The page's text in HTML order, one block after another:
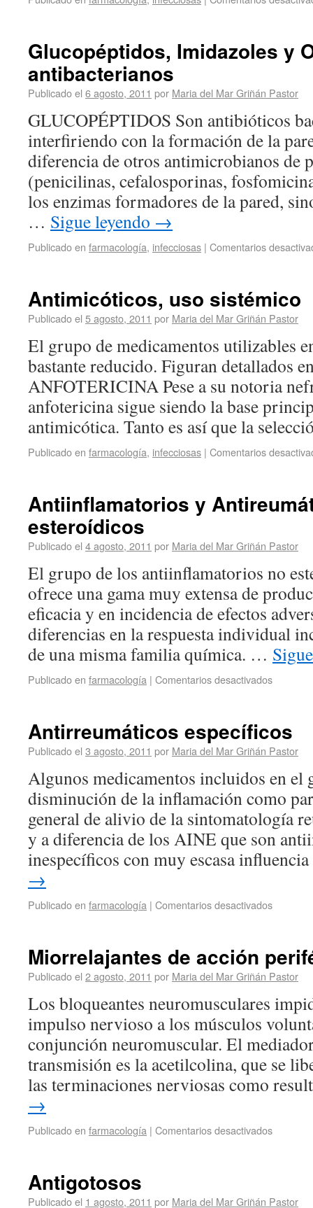
Glucopéptidos, Imidazoles y
antibacterianos
Publicado el 6 agosto, 2011 por Maria del Mar Griñán Pastor
GLUCOPÉPTIDOS Son antibióticos
interfiriendo con la formación de la
diferencia de otros antimicrobianos de
(penicilinas, cefalosporinas,
los enzimas formadores de la pared,
… Sigue leyendo →
Publicado en farmacología, infecciosas | Comentarios
Antimicóticos, uso sistémico
Publicado el 5 agosto, 2011 por Maria del Mar Griñán Pastor
El grupo de medicamentos utilizables
bastante reducido. Figuran detallados
ANFOTERICINA Pese a su notoria
anfotericina sigue siendo la base
antimicótica. Tanto es así que la
Publicado en farmacología, infecciosas | Comentarios
Antiinflamatorios y
esteroídicos
Publicado el 4 agosto, 2011 por Maria del Mar Griñán Pastor
El grupo de los antiinflamatorios no
ofrece una gama muy extensa de
eficacia y en incidencia de efectos
diferencias en la respuesta individual
de una misma familia química. …
Publicado en farmacología | Comentarios desactivados
Antirreumáticos específicos
Publicado el 3 agosto, 2011 por Maria del Mar Griñán Pastor
Algunos medicamentos incluidos en el
disminución de la inflamación como
general de alivio de la sintomatología
y a diferencia de los AINE que son
inespecíficos con muy escasa
→
Publicado en farmacología | Comentarios desactivados
Miorrelajantes de acción
Publicado el 2 agosto, 2011 por Maria del Mar Griñán Pastor
Los bloqueantes neuromusculares
impulso nervioso a los músculos
conjunción neuromuscular. El
transmisión es la acetilcolina, que se
las terminaciones nerviosas como
→
Publicado en farmacología | Comentarios desactivados
Antigotosos
Publicado el 1 agosto, 2011 por Maria del Mar Griñán Pastor